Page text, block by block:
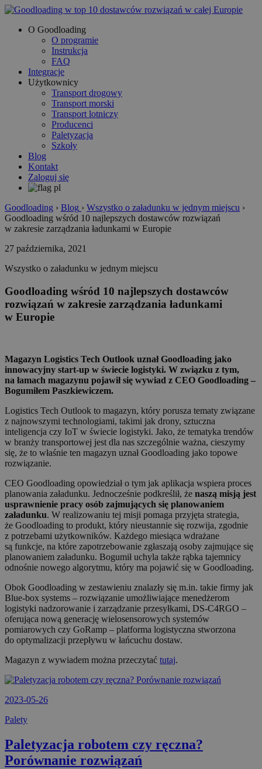
O Goodloading
O programie
Instrukcja
FAQ
Integracje
Użytkownicy
Transport drogowy
Transport morski
Transport lotniczy
Producenci
Paletyzacja
Szkoły
Blog
Kontakt
Zaloguj się
Goodloading › Blog › Wszystko o załadunku w jednym miejscu ›
Goodloading wśród 10 najlepszych dostawców rozwiązań
w zakresie zarządzania ładunkami w Europie
27 października, 2021
Wszystko o załadunku w jednym miejscu
Goodloading wśród 10 najlepszych dostawców
rozwiązań w zakresie zarządzania ładunkami
w Europie
Magazyn Logistics Tech Outlook uznał Goodloading jako
innowacyjny start-up w świecie logistyki. W związku z tym,
na łamach magazynu pojawił się wywiad z CEO Goodloading –
Bogumiłem Paszkiewiczem.
Logistics Tech Outlook to magazyn, który porusza tematy związane
z najnowszymi technologiami, takimi jak drony, sztuczna
inteligencja czy IoT w świecie logistyki. Jako, że tematyka trendów
w branży transportowej jest dla nas szczególnie ważna, cieszymy
się, że to właśnie ten magazyn uznał Goodloading jako topowe
rozwiązanie.
CEO Goodloading opowiedział o tym jak aplikacja wspiera proces
planowania załadunku. Jednocześnie podkreślił, że naszą misją jest
usprawnienie pracy osób zajmujących się planowaniem
załadunku. W realizowaniu tej misji pomaga przyjęta strategia,
że Goodloading to produkt, który nieustannie się rozwija, zgodnie
z potrzebami użytkowników. Każdego miesiąca wdrażane
są funkcje, na które zapotrzebowanie zgłaszają osoby zajmujące się
planowaniem załadunku. Bogumił uchyla także rąbka tajemnicy
odnośnie nowego algorytmu, który ma pojawić się w Goodloading.
Obok Goodloading w zestawieniu znalazły się m.in. takie firmy jak
Blue-box systems – rozwiązanie umożliwiające menedżerom
logistyki nadzorowanie i zarządzanie przesyłkami, DS-C4RGO –
oferująca nową generację wielosensorowych systemów
pomiarowych czy GoRamp – platforma logistyczna stworzona
do optymalizacji przepływu w łańcuchu dostaw.
Magazyn z wywiadem można przeczytać tutaj.
2023-05-26
Palety
Paletyzacja robotem czy ręczna?
Porównanie rozwiązań